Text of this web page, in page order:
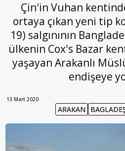
Çin'in Vuhan
ortaya çıkan yeni tip
19) salgınının
ülkenin Cox's Bazar
yaşayan Arakanlı
endişeye
13 Mart 2020
ARAKAN